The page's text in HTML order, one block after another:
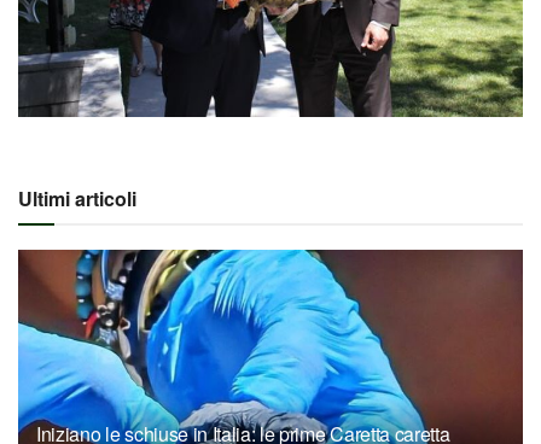
Ultimi articoli
Iniziano le schiuse in Italia: le prime Caretta caretta